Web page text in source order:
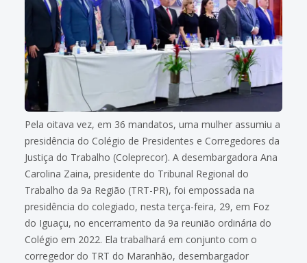
Pela oitava vez, em 36 mandatos, uma mulher assumiu a
presidência do Colégio de Presidentes e Corregedores da
Justiça do Trabalho (Coleprecor). A desembargadora Ana
Carolina Zaina, presidente do Tribunal Regional do
Trabalho da 9a Região (TRT-PR), foi empossada na
presidência do colegiado, nesta terça-feira, 29, em Foz
do Iguaçu, no encerramento da 9a reunião ordinária do
Colégio em 2022. Ela trabalhará em conjunto com o
corregedor do TRT do Maranhão, desembargador